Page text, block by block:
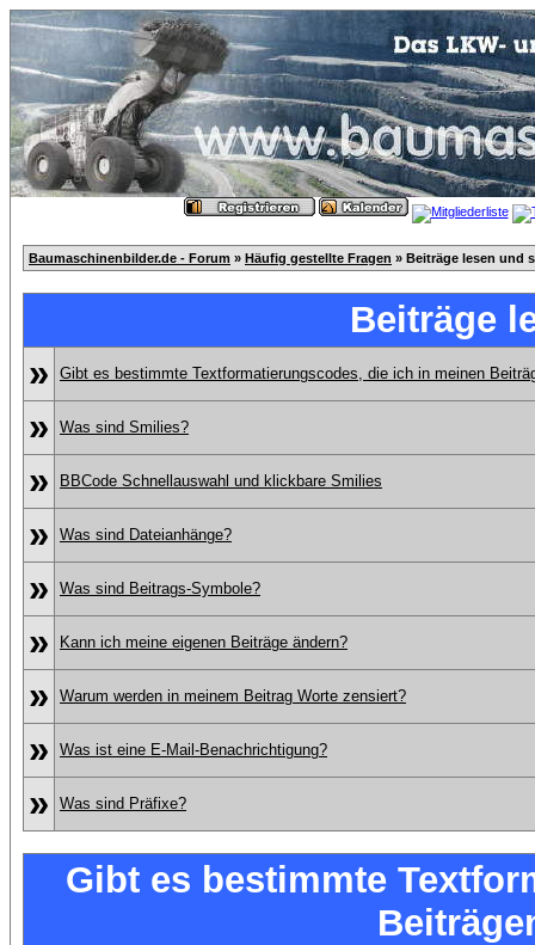
Baumaschinenbilder.de - Forum » Häufig gestellte Fragen » Beiträge lesen und
Beiträge
»
Gibt es bestimmte Textformatierungscodes, die ich in meinen
» Was sind Smilies?
» BBCode Schnellauswahl und klickbare Smilies
» Was sind Dateianhänge?
» Was sind Beitrags-Symbole?
» Kann ich meine eigenen Beiträge ändern?
» Warum werden in meinem Beitrag Worte zensiert?
» Was ist eine E-Mail-Benachrichtigung?
» Was sind Präfixe?
Gibt es bestimmte